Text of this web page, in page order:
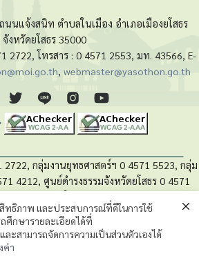
นนแจ้งสนิท ตำบลในเมือง อำเภอเมืองยโสธร
จังหวัดยโสธร 35000
2722, โทรสาร : 0 4571 2553, มท. 43566, E-
, webmaster@yasothon.go.th
2722, กลุ่มงานยุทธศาสตร์ฯ 0 4571 5523, กลุ่ม
4212, ศูนย์ดำรงธรรมจังหวัดยโสธร 0 4571
ความเป็นส่วนตัวของข้อมูล
ทธิภาพ และประสบการณ์ที่ดีในการใช้
ศึกษารายละเอียดได้ที่
และสามารถจัดการความเป็นส่วนตัวเองได้
ค่า